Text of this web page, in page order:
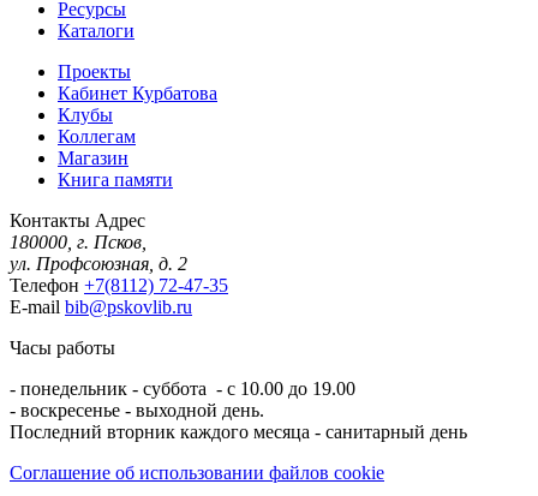
Ресурсы
Каталоги
Проекты
Кабинет Курбатова
Клубы
Коллегам
Магазин
Книга памяти
Контакты Адрес
180000, г. Псков,
ул. Профсоюзная, д. 2
Телефон +7(8112) 72-47-35
E-mail bib@pskovlib.ru
Часы работы
- понедельник - суббота - с 10.00 до 19.00
- воскресенье - выходной день.
Последний вторник каждого месяца - санитарный день
Соглашение об использовании файлов cookie